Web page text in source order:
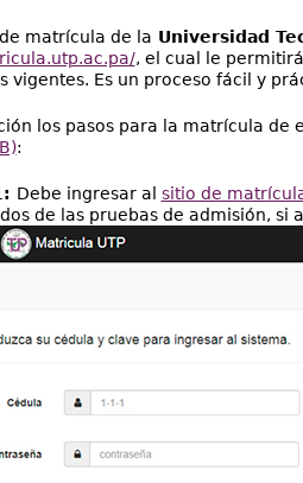
matrícula de la Universidad
, el cual le
vigentes. Es un proceso fácil y
los pasos para la matrícula
:
Debe ingresar al sitio de
de las pruebas de admisión, si